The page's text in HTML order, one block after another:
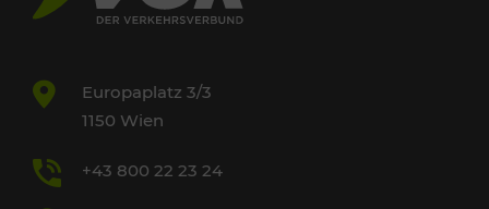
Europaplatz 3/3
1150 Wien
+43 800 22 23 24